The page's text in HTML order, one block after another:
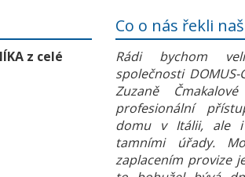
z celé
Co o nás řekli
Rádi bychom
společnosti
Zuzaně
profesionální
domu v Itálii, ale
tamními úřady.
zaplacením provize